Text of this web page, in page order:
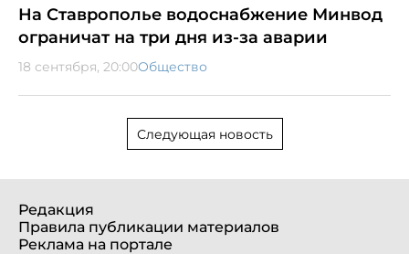
На Ставрополье водоснабжение Минвод
ограничат на три дня из-за аварии
18 сентября, 20:00Общество
Следующая новость
Редакция
Правила публикации материалов
Реклама на портале